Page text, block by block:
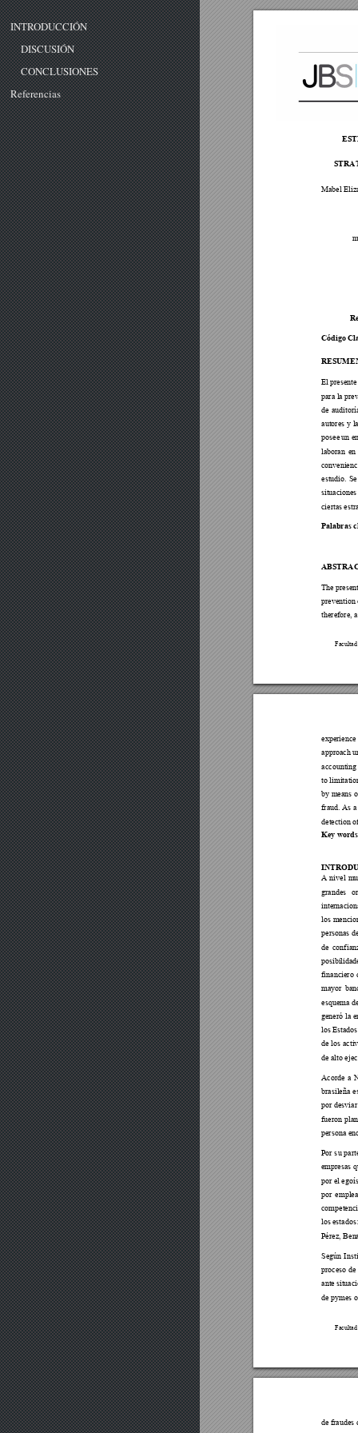
INTRODUCCIÓN
DISCUSIÓN
CONCLUSIONES
Referencias
Facult
Mabel Eli
Código
El
para la
de
autores y
posee un
laboran en
convenien
estudio.
ciertas
Palabras
The
therefore,
Facult
experience
approach
accounting
to
by means
fraud. As a
detection
Key
A nivel
grandes
los
personas
de confi
posibili
financiero
mayor
esquema
generó l a
los
de los
de alto ej
Acorde a
brasileña
por
fueron
persona
Por su part
empresas
por el
por
competenci
los estados
Pérez,
Según
proceso
ante
de pymes
de fraudes